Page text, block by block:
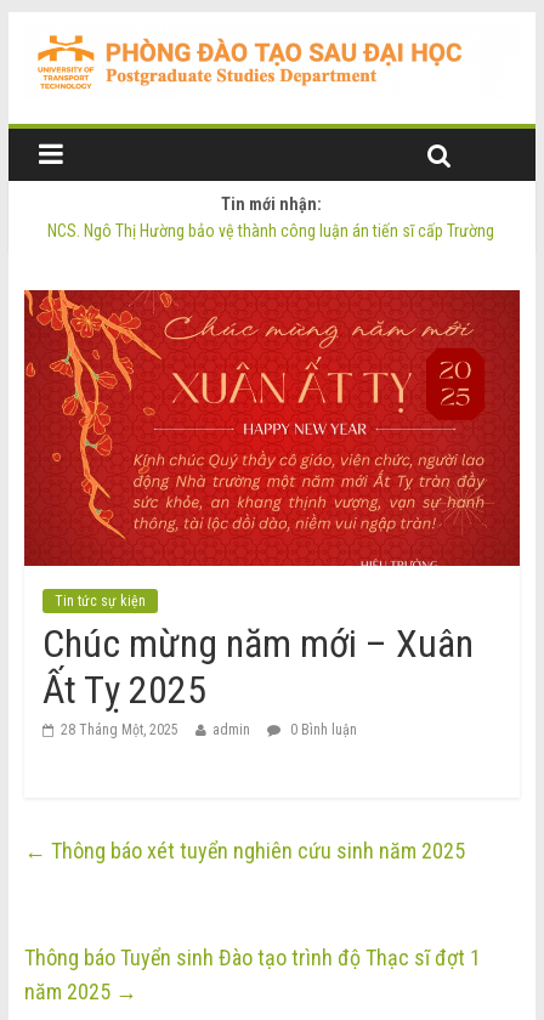
Tin mới nhận:
NCS. Ngô Thị Hường bảo vệ thành công luận án tiến sĩ cấp Trường
Thông tin luận án tiến sĩ của NCS. Ngô Thị Hường
NCS. Phạm Thị Oanh bảo vệ thành công luận án tiến sĩ cấp Trường
Tin tức sự kiện
Chúc mừng năm mới – Xuân
Ất Tỵ 2025
28 Tháng Một, 2025 admin 0 Bình luận
← Thông báo xét tuyển nghiên cứu sinh năm 2025
Thông báo Tuyển sinh Đào tạo trình độ Thạc sĩ đợt 1
năm 2025 →